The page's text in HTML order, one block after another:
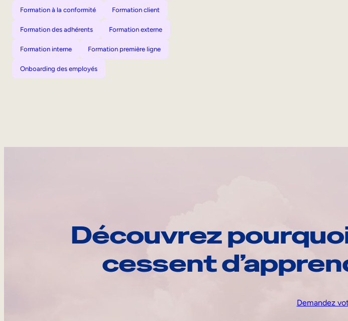
Formation à la conformité Formation client
Formation des adhérents Formation externe
Formation interne Formation première ligne
Onboarding des employés
Découvrez
cessent
Demandez